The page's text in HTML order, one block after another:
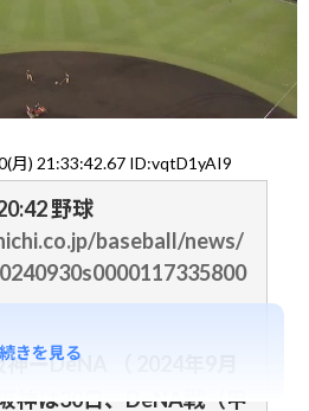
月) 21:33:42.67 ID:vqtD1yAI9
野球
baseball/news/
ーDeNA （ 2024年9月
神は30日、DeNA戦（甲
続きを見る